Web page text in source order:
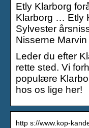
Etly Klarborg
Klarborg … Etly
Sylvester
Nisserne
Leder du efter
rette sted. Vi
populære
hos os lige her!
http s://www.kop-